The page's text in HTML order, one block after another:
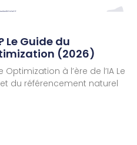
Le Guide du
(2026)
à l’ère de l’IA Le
du référencement naturel